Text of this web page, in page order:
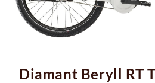
Diamant Beryll RT